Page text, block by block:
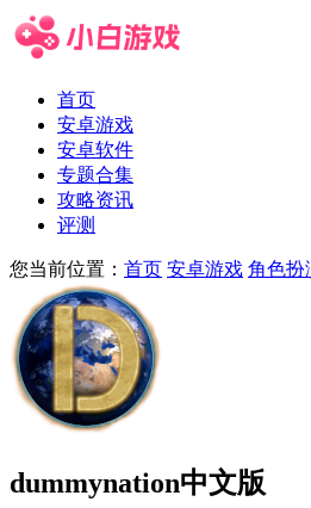
首页
安卓游戏
安卓软件
专题合集
攻略资讯
评测
您当前位置： 首页 安卓游戏 角色扮
dummynation中文版